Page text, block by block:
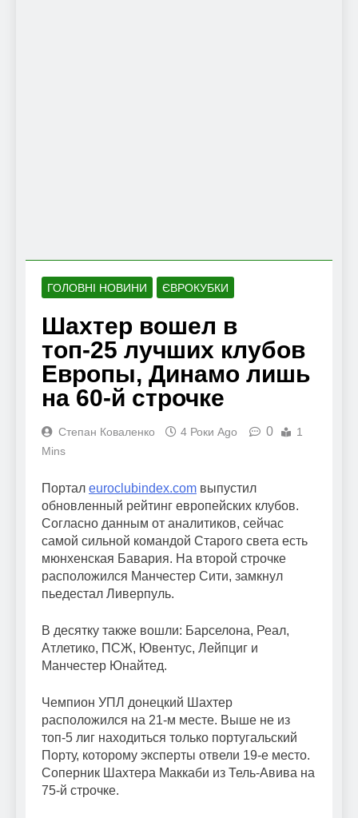
ГОЛОВНІ НОВИНИ ЄВРОКУБКИ
Шахтер вошел в
топ-25 лучших клубов
Европы, Динамо лишь
на 60-й строчке
Степан Коваленко 4 Роки Ago 0
1
Mins
Портал euroclubindex.com выпустил
обновленный рейтинг европейских клубов.
Согласно данным от аналитиков, сейчас
самой сильной командой Старого света есть
мюнхенская Бавария. На второй строчке
расположился Манчестер Сити, замкнул
пьедестал Ливерпуль.
В десятку также вошли: Барселона, Реал,
Атлетико, ПСЖ, Ювентус, Лейпциг и
Манчестер Юнайтед.
Чемпион УПЛ донецкий Шахтер
расположился на 21-м месте. Выше не из
топ-5 лиг находиться только португальский
Порту, которому эксперты отвели 19-е место.
Соперник Шахтера Маккаби из Тель-Авива на
75-й строчке.